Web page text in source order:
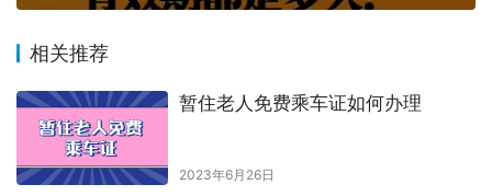
相关推荐
暂住老人免费乘车证如何办理
2023年6月26日